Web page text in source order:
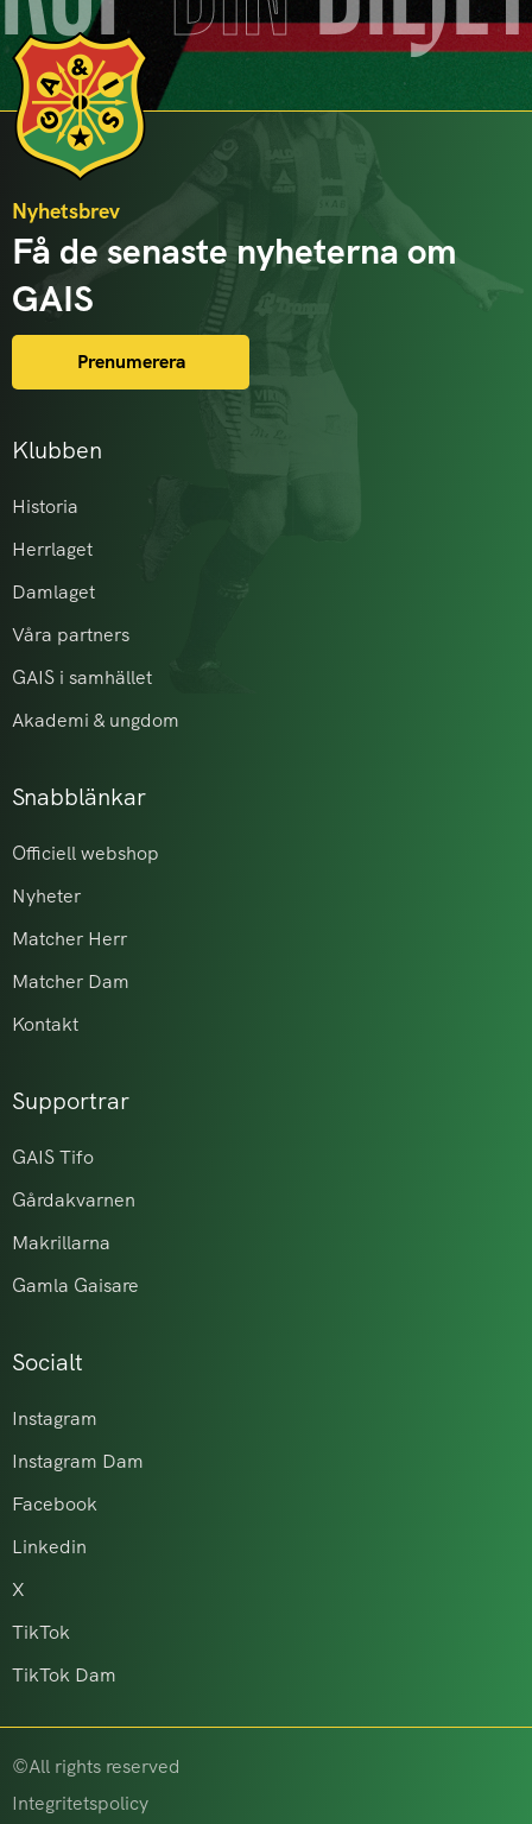
Klubben
Historia
Herrlaget
Damlaget
Våra partners
GAIS i samhället
Akademi & ungdom
Snabblänkar
Officiell webshop
Nyheter
Matcher Herr
Matcher Dam
Kontakt
Supportrar
GAIS Tifo
Gårdakvarnen
Makrillarna
Gamla Gaisare
Socialt
Instagram
Instagram Dam
Facebook
Linkedin
X
TikTok
TikTok Dam
Nyhetsbrev
Få de senaste nyheterna om
GAIS
Prenumerera
©All rights reserved
Integritetspolicy